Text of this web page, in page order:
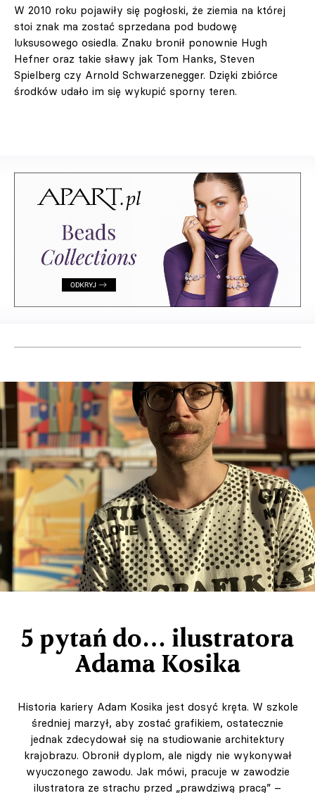
W 2010 roku pojawiły się pogłoski, że ziemia na której
stoi znak ma zostać sprzedana pod budowę
luksusowego osiedla. Znaku bronił ponownie Hugh
Hefner oraz takie sławy jak Tom Hanks, Steven
Spielberg czy Arnold Schwarzenegger. Dzięki zbiórce
środków udało im się wykupić sporny teren.
5 pytań do… ilustratora
Adama Kosika
Historia kariery Adam Kosika jest dosyć kręta. W szkole
średniej marzył, aby zostać grafikiem, ostatecznie
jednak zdecydował się na studiowanie architektury
krajobrazu. Obronił dyplom, ale nigdy nie wykonywał
wyuczonego zawodu. Jak mówi, pracuje w zawodzie
ilustratora ze strachu przed „prawdziwą pracą” –